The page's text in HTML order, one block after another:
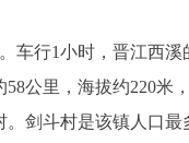
车行1小时，晋江西
公里，海拔约220米
剑斗村是该镇人口最